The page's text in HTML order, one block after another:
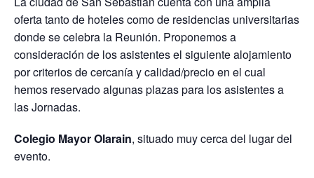
oferta tanto de hoteles como de residencias universitarias
donde se celebra la Reunión. Proponemos a
consideración de los asistentes el siguiente alojamiento
por criterios de cercanía y calidad/precio en el cual
hemos reservado algunas plazas para los asistentes a
las Jornadas.
Colegio Mayor Olarain, situado muy cerca del lugar del
evento.